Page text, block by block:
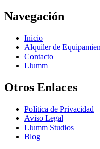
Navegación
Inicio
Alquiler de
Contacto
Llumm
Otros Enlaces
Política de Privacidad
Aviso Legal
Llumm Studios
Blog